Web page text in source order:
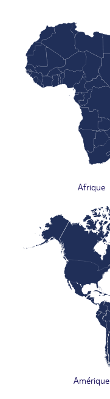
Afrique
Amérique